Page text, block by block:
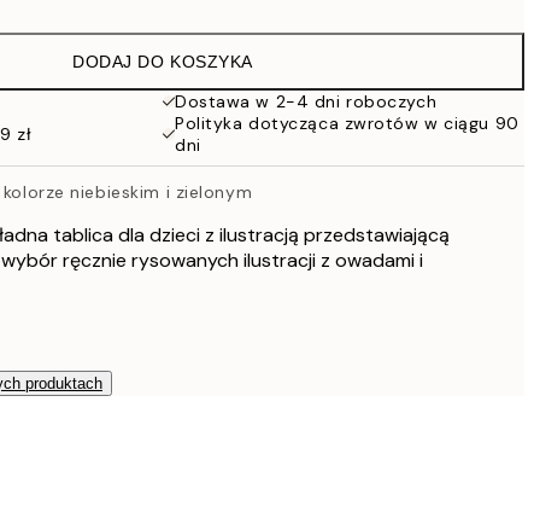
152 zł
DODAJ DO KOSZYKA
Dostawa w 2-4 dni roboczych
zł
Polityka dotycząca zwrotów w ciągu 90
dni
niebieskim i zielonym
tablica dla dzieci z ilustracją przedstawiającą
ręcznie rysowanych ilustracji z owadami i
produktach